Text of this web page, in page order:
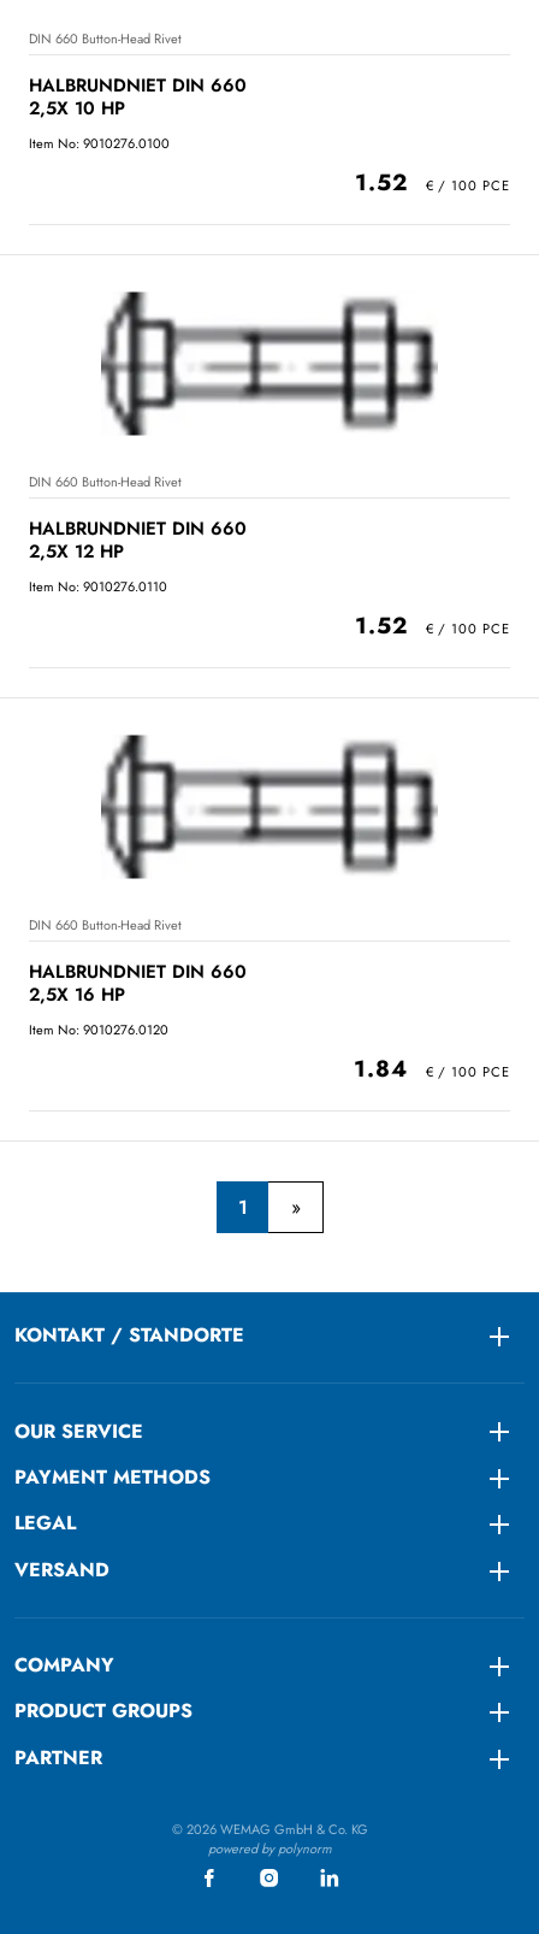
DIN 660 Button-Head Rivet
HALBRUNDNIET DIN 660
2,5X 10 HP
Item No: 9010276.0100
1.52
DIN 660 Button-Head Rivet
HALBRUNDNIET DIN 660
2,5X 12 HP
Item No: 9010276.0110
1.52
DIN 660 Button-Head Rivet
HALBRUNDNIET DIN 660
2,5X 16 HP
Item No: 9010276.0120
1.84
1
KONTAKT / STANDORTE
OUR SERVICE
PAYMENT METHODS
LEGAL
VERSAND
COMPANY
PRODUCT GROUPS
PARTNER
© 2026 WEMAG GmbH & Co. KG
powered by polynorm